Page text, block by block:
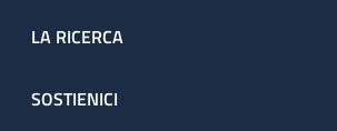
LA RICERCA
SOSTIENICI